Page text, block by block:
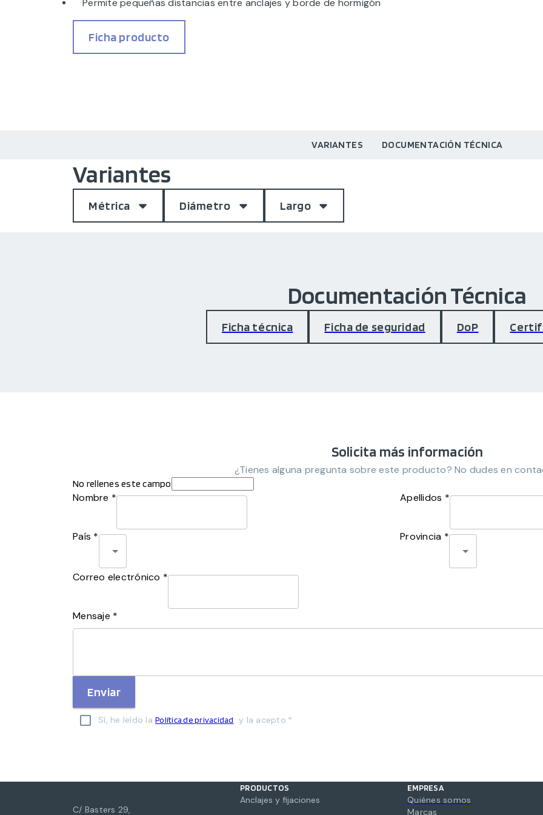
Permite pequeñas distancias entre anclajes y borde de hormigón
Ficha producto
VARIANTES DOCUMENTACIÓN TÉCNICA
Variantes
Métrica Diámetro Largo
Documentación Técnica
Ficha técnica Ficha de seguridad DoP
Solicita más información
¿Tienes alguna pregunta sobre este producto? No dudes en
No rellenes este campo
Nombre * Apellidos *
País * Provincia *
Correo electrónico *
Mensaje *
Enviar
Sí, he leído la Política de privacidad y la acepto.*
C/ Basters 29,
PRODUCTOS
Anclajes y fijaciones
EMPRESA
Quiénes somos
Marcas